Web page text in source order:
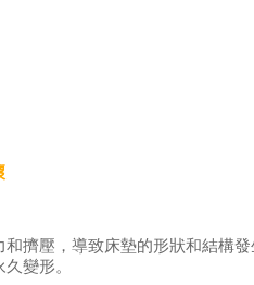
擠壓，導致床墊的形狀和結構
變形。